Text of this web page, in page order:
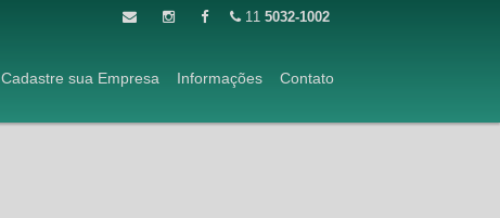
11 5032-1002
Cadastre sua Empresa Informações Contato